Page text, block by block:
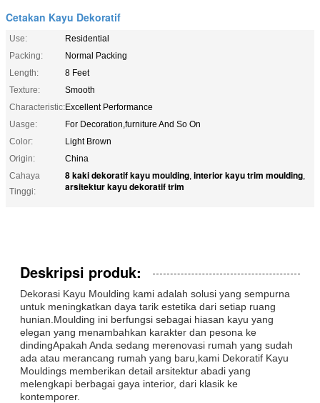
Cetakan Kayu Dekoratif
Use:
Residential
Packing:
Normal Packing
Length:
8 Feet
Texture:
Smooth
Characteristic:Excellent Performance
Uasge:
For Decoration,furniture And So On
Color:
Light Brown
Origin:
China
Cahaya
Tinggi:
8 kaki dekoratif kayu moulding, interior kayu trim moulding,
arsitektur kayu dekoratif trim
Deskripsi produk:
Dekorasi Kayu Moulding kami adalah solusi yang sempurna
untuk meningkatkan daya tarik estetika dari setiap ruang
hunian.Moulding ini berfungsi sebagai hiasan kayu yang
elegan yang menambahkan karakter dan pesona ke
dindingApakah Anda sedang merenovasi rumah yang sudah
ada atau merancang rumah yang baru,kami Dekoratif Kayu
Mouldings memberikan detail arsitektur abadi yang
melengkapi berbagai gaya interior, dari klasik ke
kontemporer.